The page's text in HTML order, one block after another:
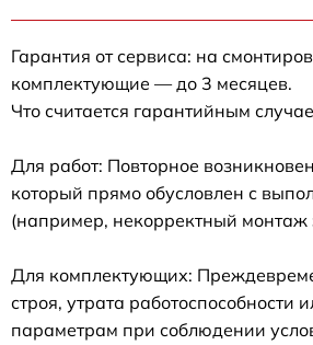
Гарантия от сервиса: на
комплектующие — до 3 месяцев.
Что считается гарантийным
Для работ: Повторное
который прямо обусловлен с
(например, некорректный монтаж
Для комплектующих:
строя, утрата работоспособности
параметрам при соблюдении